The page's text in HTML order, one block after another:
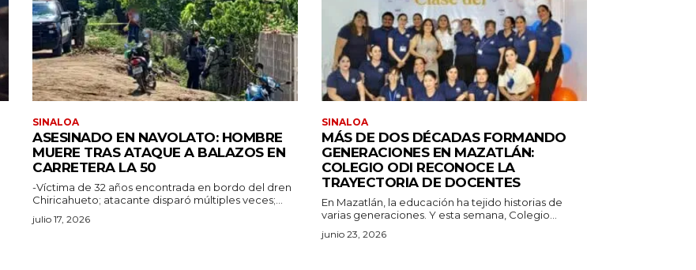
SINALOA
ASESINADO EN NAVOLATO: HOMBRE
MUERE TRAS ATAQUE A BALAZOS EN
CARRETERA LA 50
-Víctima de 32 años encontrada en bordo del dren
Chiricahueto; atacante disparó múltiples veces;...
julio 17, 2026
SINALOA
MÁS DE DOS DÉCADAS FORMANDO
GENERACIONES EN MAZATLÁN:
COLEGIO ODI RECONOCE LA
TRAYECTORIA DE DOCENTES
En Mazatlán, la educación ha tejido historias de
varias generaciones. Y esta semana, Colegio...
junio 23, 2026